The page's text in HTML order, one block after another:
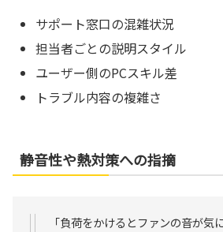
サポート窓口の混雑状況
担当者ごとの説明スタイル
ユーザー側のPCスキル差
トラブル内容の複雑さ
静音性や熱対策への指摘
「負荷をかけるとファンの音が気